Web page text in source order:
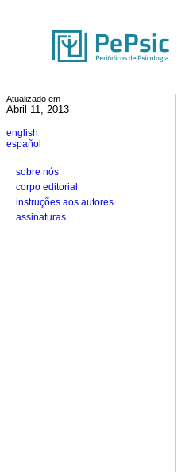
Atualizado em
Abril 11, 2013
english
español
sobre nós
corpo editorial
instruções aos autores
assinaturas